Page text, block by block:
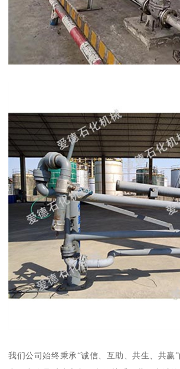
我们公司始终秉承“诚信、互助、共生、共赢